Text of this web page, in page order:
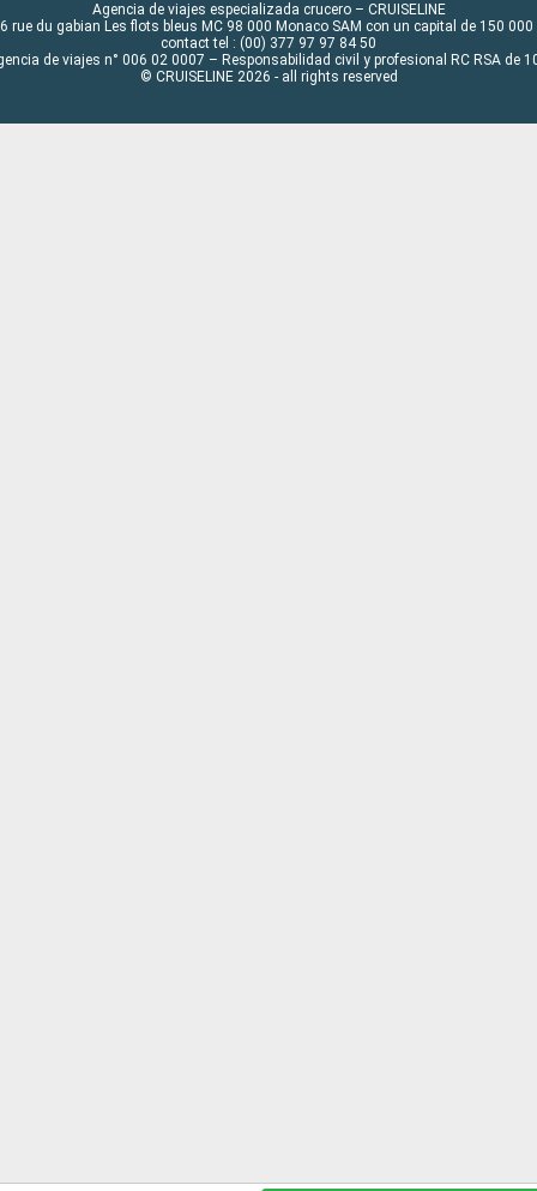
Agencia de viajes especializada crucero – CRUISELINE
rue du gabian Les flots bleus MC 98 000 Monaco SAM con un capital de 150 000
contact tel : (00) 377 97 97 84 50
de viajes n° 006 02 0007 – Responsabilidad civil y profesional RC RSA de
© CRUISELINE 2026 - all rights reserved